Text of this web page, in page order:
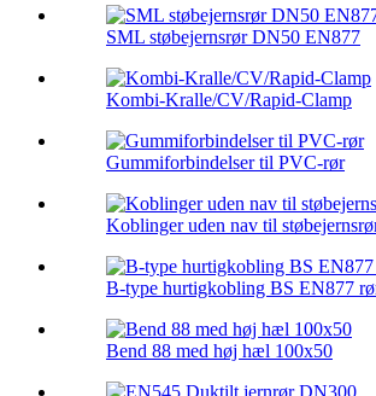
SML støbejernsrør DN50 EN877
Kombi-Kralle/CV/Rapid-Clamp
Gummiforbindelser til PVC-rør
Koblinger uden nav til
B-type hurtigkobling BS EN877
Bend 88 med høj hæl 100x50